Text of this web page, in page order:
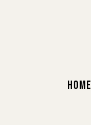
HOME